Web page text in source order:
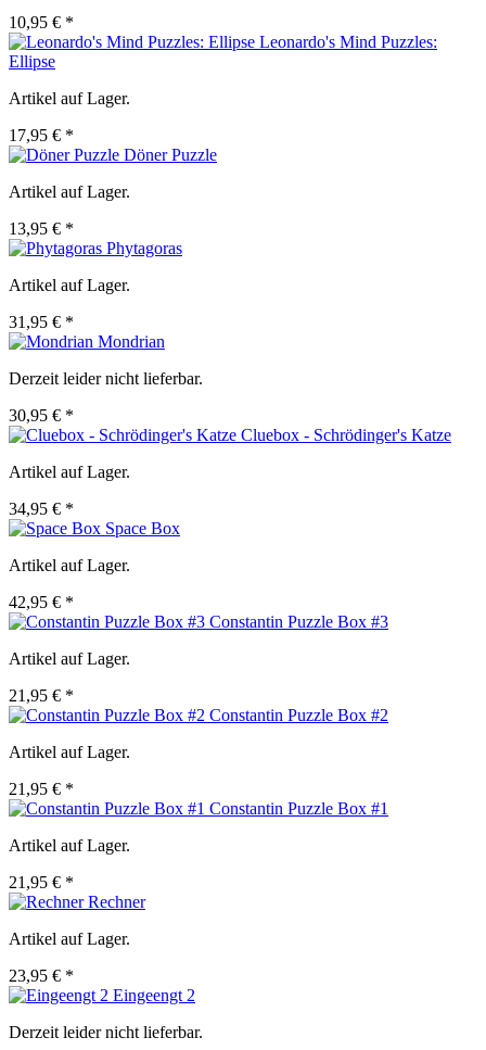
10,95 € *
Leonardo's Mind Puzzles:
Ellipse
Artikel auf Lager.
17,95 € *
Döner Puzzle
Artikel auf Lager.
13,95 € *
Phytagoras
Artikel auf Lager.
31,95 € *
Mondrian
Derzeit leider nicht lieferbar.
30,95 € *
Cluebox - Schrödinger's Katze
Artikel auf Lager.
34,95 € *
Space Box
Artikel auf Lager.
42,95 € *
Constantin Puzzle Box #3
Artikel auf Lager.
21,95 € *
Constantin Puzzle Box #2
Artikel auf Lager.
21,95 € *
Constantin Puzzle Box #1
Artikel auf Lager.
21,95 € *
Rechner
Artikel auf Lager.
23,95 € *
Eingeengt 2
Derzeit leider nicht lieferbar.